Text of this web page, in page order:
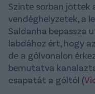
Szinte sorban jöttek
vendéghelyzetek, a
Saldanha bepassza
labdához ért, hogy
de a gólvonalon
bemutatva
csapatát a góltól (